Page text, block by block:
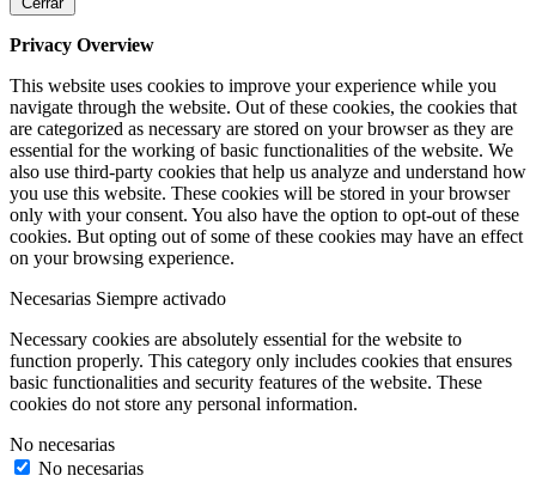
Privacy Overview
This website uses cookies to improve your experience while you
navigate through the website. Out of these cookies, the cookies that
are categorized as necessary are stored on your browser as they are
essential for the working of basic functionalities of the website. We
also use third-party cookies that help us analyze and understand how
you use this website. These cookies will be stored in your browser
only with your consent. You also have the option to opt-out of these
cookies. But opting out of some of these cookies may have an effect
on your browsing experience.
Necesarias Siempre activado
Necessary cookies are absolutely essential for the website to
function properly. This category only includes cookies that ensures
basic functionalities and security features of the website. These
cookies do not store any personal information.
No necesarias
No necesarias